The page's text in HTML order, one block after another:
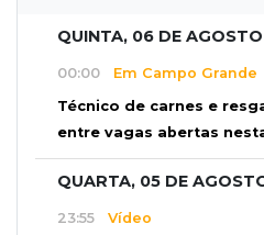
QUINTA, 06 DE AGOSTO
00:00 Em Campo Grande
Técnico de carnes e
entre vagas abertas
QUARTA, 05 DE
23:55 Vídeo